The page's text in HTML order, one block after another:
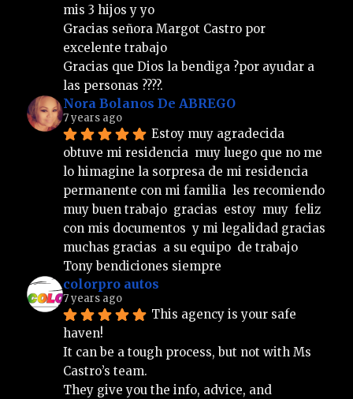
mis 3 hijos y yo
Gracias señora Margot Castro por
excelente trabajo
Gracias que Dios la bendiga ?por ayudar a
las personas ????.
Nora Bolanos De ABREGO
7 years ago
Estoy muy agradecida
obtuve mi residencia  muy luego que no me
lo himagine la sorpresa de mi residencia
permanente con mi familia  les recomiendo
muy buen trabajo  gracias  estoy  muy  feliz
con mis documentos  y mi legalidad gracias
muchas gracias  a su equipo  de trabajo
Tony bendiciones siempre
colorpro autos
7 years ago
This agency is your safe
haven!
It can be a tough process, but not with Ms
Castro’s team.
They give you the info, advice, and